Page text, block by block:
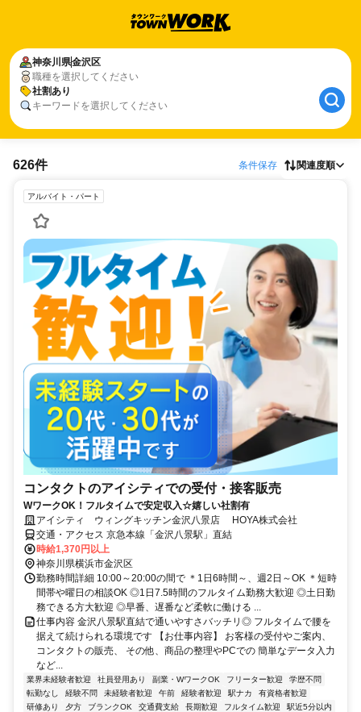
神奈川県金沢区
職種を選択してください
社割あり
キーワードを選択してください
626件 条件保存 関連度順
アルバイト・パート
コンタクトのアイシティでの受付・接客販売
WワークOK！フルタイムで安定収入☆嬉しい社割有
アイシティ ウィングキッチン金沢八景店 HOYA株式会社
交通・アクセス 京急本線「金沢八景駅」直結
時給1,370円以上
神奈川県横浜市金沢区
勤務時間詳細 10:00～20:00の間で ＊1日6時間～、週2日～OK ＊短時
間帯や曜日の相談OK ◎1日7.5時間のフルタイム勤務大歓迎 ◎土日勤
務できる方大歓迎 ◎早番、遅番など柔軟に働ける ...
仕事内容 金沢八景駅直結で通いやすさバッチリ◎ フルタイムで腰を
据えて続けられる環境です 【お仕事内容】 お客様の受付やご案内、
コンタクトの販売、 その他、商品の整理やPCでの 簡単なデータ入力
など...
業界未経験者歓迎 社員登用あり 副業・WワークOK フリーター歓迎
学歴不問
転勤なし
経験不問 未経験者歓迎 午前 経験者歓迎 駅ナカ
有資格者歓迎
研修あり
夕方 ブランクOK 交通費支給 長期歓迎 フルタイム歓迎
駅近5分以内